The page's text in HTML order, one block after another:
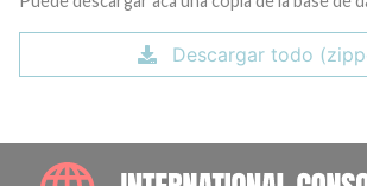
Descargar todo